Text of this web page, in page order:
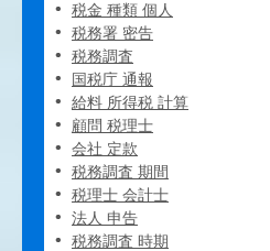
税金 種類 個人
税務署 密告
税務調査
国税庁 通報
給料 所得税 計算
顧問 税理士
会社 定款
税務調査 期間
税理士 会計士
法人 申告
税務調査 時期